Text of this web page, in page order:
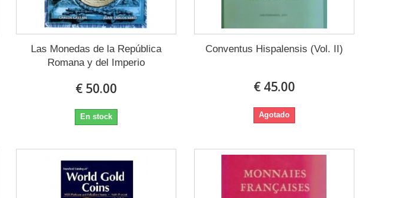
Las Monedas de la República
Romana y del Imperio
€ 50.00
En stock
Conventus Hispalensis (Vol. II)
€ 45.00
Agotado